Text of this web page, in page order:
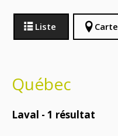
Liste Carte
Québec
Laval - 1 résultat